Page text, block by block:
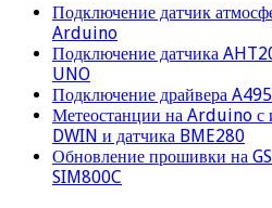
Подключение датчик
Arduino
Подключение датчика
UNO
Подключение драйвера
Метеостанции на Arduino с
DWIN и датчика BME280
Обновление прошивки на
SIM800C